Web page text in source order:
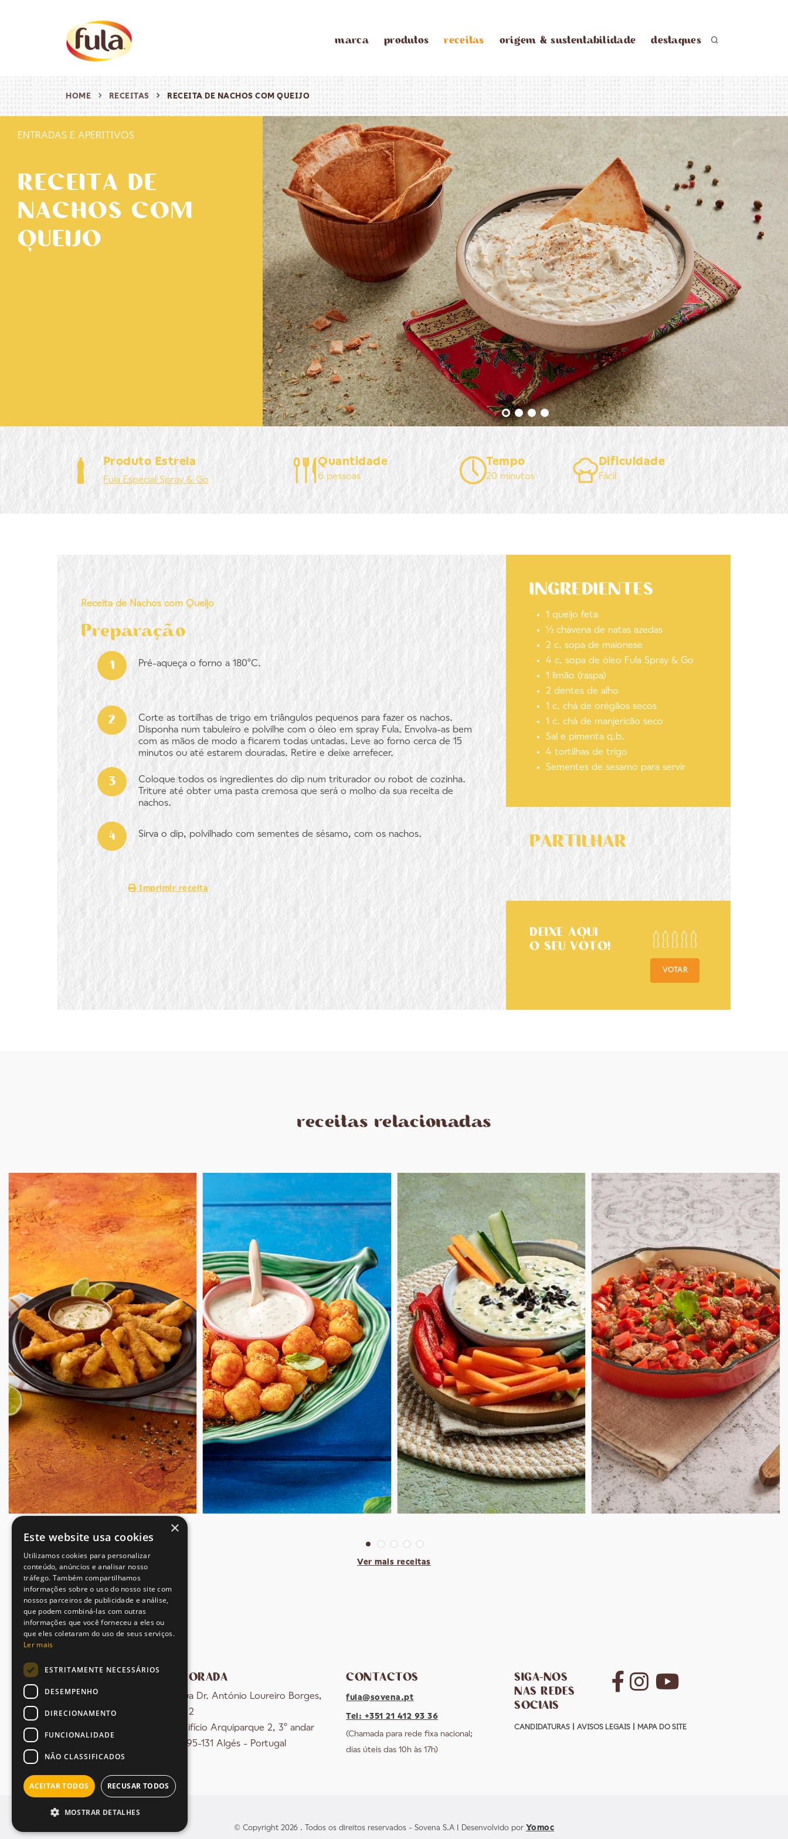
marca produtos receitas origem & sustentabilidade destaques
HOME RECEITAS RECEITA DE NACHOS COM QUEIJO
ENTRADAS E APERITIVOS
RECEITA DE
NACHOS COM
QUEIJO
Produto Estrela
FulaEspecial Spray & Go
Quantidade
6 pessoas
Tempo
20 minutos
Dificuldade
Fácil
Receita de Nachos com Queijo
Preparação
Pré-aqueça o forno a 180ºC.
Corte as tortilhas de trigo em triângulos pequenos para fazer os nachos.
Disponha num tabuleiro e polvilhe com o óleo em spray Fula. Envolva-as bem
com as mãos de modo a ficarem todas untadas. Leve ao forno cerca de 15
minutos ou até estarem douradas. Retire e deixe arrefecer.
Coloque todos os ingredientes do dip num triturador ou robot de cozinha.
Triture até obter uma pasta cremosa que será o molho da sua receita de
nachos.
Sirva o dip, polvilhado com sementes de sésamo, com os nachos.
Imprimir receita
INGREDIENTES
1 queijo feta
½ chávena de natas azedas
2 c. sopa de maionese
4 c. sopa de óleo Fula Spray & Go
1 limão (raspa)
2 dentes de alho
1 c. chá de orégãos secos
1 c. chá de manjericão seco
Sal e pimenta q.b.
4 tortilhas de trigo
Sementes de sesamo para servir
PARTILHAR
DEIXE AQUI
O SEU VOTO!
VOTAR
receitas relacionadas
Ver mais receitas
MORADA
Rua Dr. António Loureiro Borges,
nº 2
Edifício Arquiparque 2, 3º andar
1495-131 Algés - Portugal
CONTACTOS
fula@sovena.pt
Tel: +351 21 412 93 36
(Chamada para rede fixa nacional;
dias úteis das 10h às 17h)
SIGA-NOS
NAS REDES
SOCIAIS
CANDIDATURAS AVISOS LEGAIS MAPA DO SITE
© Copyright 2026 . Todos os direitos reservados - Sovena S.A | Desenvolvido por Yomoc
×
Este website usa cookies
Utilizamos cookies para personalizar
conteúdo, anúncios e analisar nosso
tráfego. Também compartilhamos
informações sobre o uso do nosso site com
nossos parceiros de publicidade e análise,
que podem combiná-las com outras
informações que você forneceu a eles ou
que eles coletaram do uso de seus serviços.
Ler mais
ESTRITAMENTE NECESSÁRIOS
DESEMPENHO
DIRECIONAMENTO
FUNCIONALIDADE
NÃO CLASSIFICADOS
ACEITAR TODOS RECUSAR TODOS
MOSTRAR DETALHES